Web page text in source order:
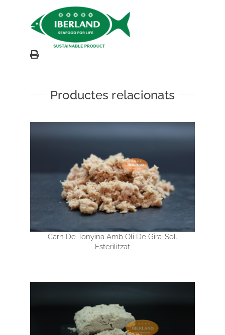
Productes relacionats
Carn De Tonyina Amb Oli De Gira-Sol.
Esterilitzat